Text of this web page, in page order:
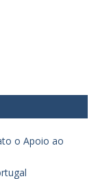
o Apoio ao